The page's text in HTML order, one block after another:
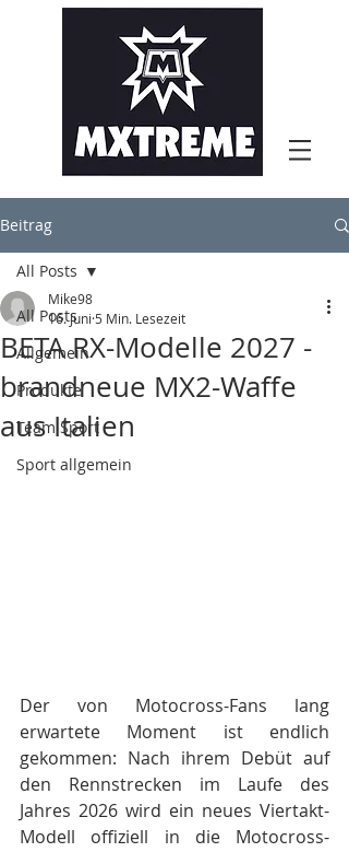
Beitrag
All Posts
Allgemein
Produkte
Team Sport
Sport allgemein
All Posts
BETA RX-Modelle 2027 -
brandneue MX2-Waffe
aus Italien
Mike98
16. Juni 5 Min. Lesezeit
Der von Motocross-Fans lang
erwartete Moment ist endlich
gekommen: Nach ihrem Debüt auf
den Rennstrecken im Laufe des
Jahres 2026 wird ein neues Viertakt-
Modell offiziell in die Motocross-